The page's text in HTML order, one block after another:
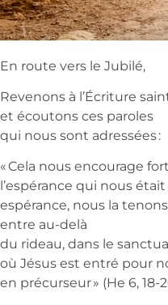
En route vers le Jubilé,
Revenons à l’Écriture
et écoutons ces paroles
qui nous sont adressées :
« Cela nous encourage
l’espérance qui nous
espérance, nous la
entre au-delà
du rideau, dans le
où Jésus est entré pour
en précurseur » (He 6, 18-